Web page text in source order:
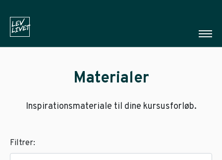
Materialer
Inspirationsmateriale til dine kursusforløb.
Filtrer: